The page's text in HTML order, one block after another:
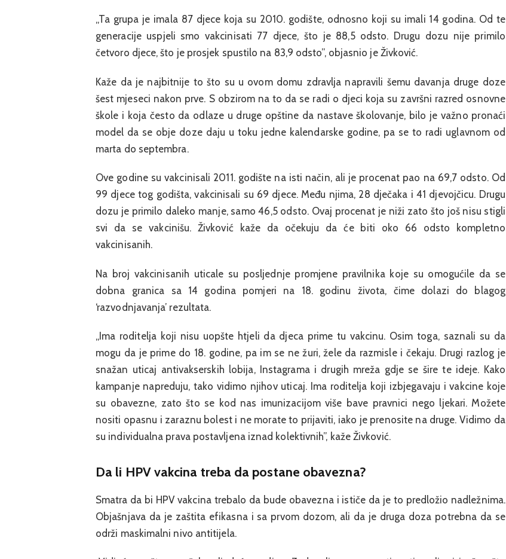
„Ta grupa je imala 87 djece koja su 2010. godište, odnosno koji su imali 14 godina. Od te
generacije uspjeli smo vakcinisati 77 djece, što je 88,5 odsto. Drugu dozu nije primilo
četvoro djece, što je prosjek spustilo na 83,9 odsto”, objasnio je Živković.
Kaže da je najbitnije to što su u ovom domu zdravlja napravili šemu davanja druge doze
šest mjeseci nakon prve. S obzirom na to da se radi o djeci koja su završni razred osnovne
škole i koja često da odlaze u druge opštine da nastave školovanje, bilo je važno pronaći
model da se obje doze daju u toku jedne kalendarske godine, pa se to radi uglavnom od
marta do septembra.
Ove godine su vakcinisali 2011. godište na isti način, ali je procenat pao na 69,7 odsto. Od
99 djece tog godišta, vakcinisali su 69 djece. Među njima, 28 dječaka i 41 djevojčicu. Drugu
dozu je primilo daleko manje, samo 46,5 odsto. Ovaj procenat je niži zato što još nisu stigli
svi da se vakcinišu. Živković kaže da očekuju da će biti oko 66 odsto kompletno
vakcinisanih.
Na broj vakcinisanih uticale su posljednje promjene pravilnika koje su omogućile da se
dobna granica sa 14 godina pomjeri na 18. godinu života, čime dolazi do blagog
‘razvodnjavanja’ rezultata.
„Ima roditelja koji nisu uopšte htjeli da djeca prime tu vakcinu. Osim toga, saznali su da
mogu da je prime do 18. godine, pa im se ne žuri, žele da razmisle i čekaju. Drugi razlog je
snažan uticaj antivakserskih lobija, Instagrama i drugih mreža gdje se šire te ideje. Kako
kampanje napreduju, tako vidimo njihov uticaj. Ima roditelja koji izbjegavaju i vakcine koje
su obavezne, zato što se kod nas imunizacijom više bave pravnici nego ljekari. Možete
nositi opasnu i zaraznu bolest i ne morate to prijaviti, iako je prenosite na druge. Vidimo da
su individualna prava postavljena iznad kolektivnih”, kaže Živković.
Da li HPV vakcina treba da postane obavezna?
Smatra da bi HPV vakcina trebalo da bude obavezna i ističe da je to predložio nadležnima.
Objašnjava da je zaštita efikasna i sa prvom dozom, ali da je druga doza potrebna da se
održi maskimalni nivo antitijela.